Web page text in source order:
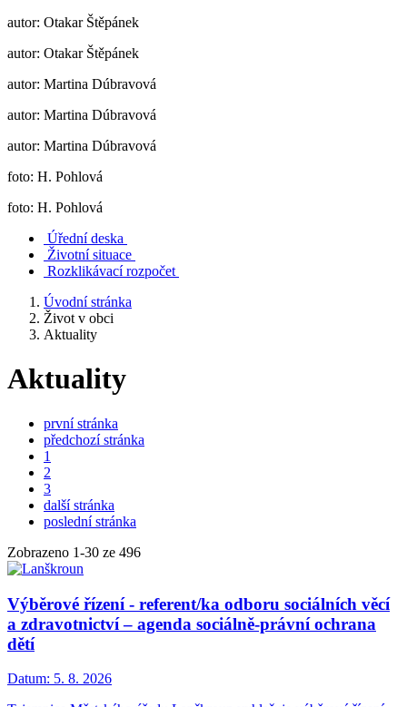
autor: Otakar Štěpánek
autor: Otakar Štěpánek
autor: Martina Dúbravová
autor: Martina Dúbravová
autor: Martina Dúbravová
foto: H. Pohlová
foto: H. Pohlová
Úřední deska
Životní situace
Rozklikávací rozpočet
Úvodní stránka
Život v obci
Aktuality
Aktuality
první stránka
předchozí stránka
1
2
3
další stránka
poslední stránka
Zobrazeno 1-30 ze 496
Výběrové řízení - referent/ka odboru sociálních věcí
a zdravotnictví – agenda sociálně-právní ochrana
dětí
Datum: 5. 8. 2026